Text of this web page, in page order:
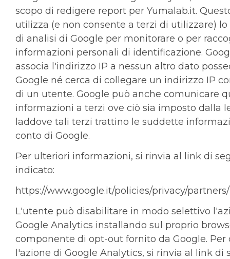
scopo di redigere report per Yumalab.it.
utilizza (e non consente a terzi di utilizzare)
di analisi di Google per monitorare o per
informazioni personali di identificazione.
associa l'indirizzo IP a nessun altro dato
Google né cerca di collegare un indirizzo IP
di un utente. Google può anche comunicare
informazioni a terzi ove ciò sia imposto dalla
laddove tali terzi trattino le suddette
conto di Google.
Per ulteriori informazioni, si rinvia al link di
indicato:
https://www.google.it/policies/privacy/partners/
L'utente può disabilitare in modo selettivo
Google Analytics installando sul proprio
componente di opt-out fornito da Google. Per
l'azione di Google Analytics, si rinvia al link di